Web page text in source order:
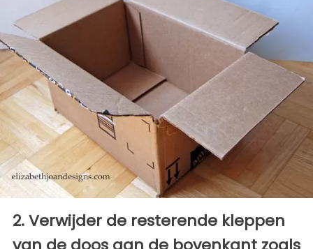
2. Verwijder de resterende kleppen